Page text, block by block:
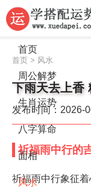
首页
周公解梦
生肖运势
八字算命
面相
风水
首页 > 风水
下雨天去上香
发布时间：2026-
祈福雨中行的
祈福雨中行象征